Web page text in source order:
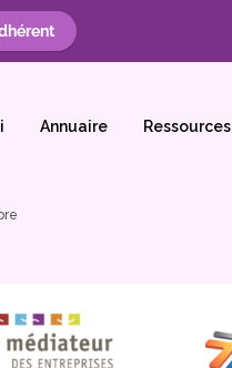
Annuaire Ressources